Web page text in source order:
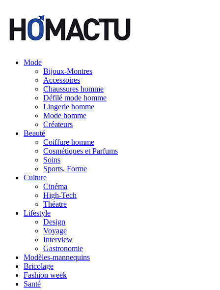
Mode
Bijoux-Montres
Accessoires
Chaussures homme
Défilé mode homme
Lingerie homme
Mode homme
Créateurs
Beauté
Coiffure homme
Cosmétiques et Parfums
Soins
Sports, Forme
Culture
Cinéma
High-Tech
Théatre
Lifestyle
Design
Voyage
Interview
Gastronomie
Modèles-mannequins
Bricolage
Fashion week
Santé